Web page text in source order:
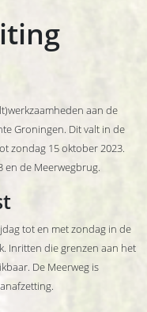
aan de
Groningen. Dit valt in de
zondag 15 oktober 2023.
en de Meerwegbrug.
tot en met zondag in de
Inritten die grenzen aan het
De Meerweg is